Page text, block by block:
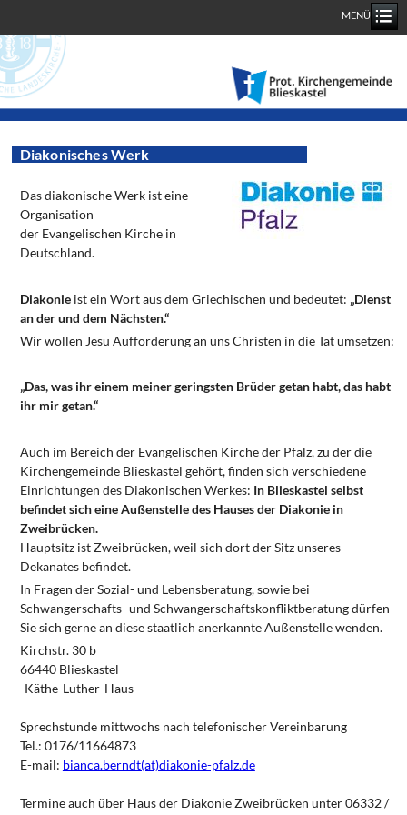
MENÜ
Diakonisches Werk
Das diakonische Werk ist eine
Organisation
der Evangelischen Kirche in
Deutschland.
Diakonieist ein Wort aus dem Griechischen und bedeutet: „Dienst
an der und dem Nächsten.“
Wir wollen Jesu Aufforderung an uns Christen in die Tat umsetzen:
„Das, was ihr einem meiner geringsten Brüder getan habt, das habt
ihr mir getan.“
Auch im Bereich der Evangelischen Kirche der Pfalz, zu der die
Kirchengemeinde Blieskastel gehört, finden sich verschiedene
Einrichtungen des Diakonischen Werkes: In Blieskastel selbst
befindet sich eine Außenstelle des Hauses der Diakonie in
Zweibrücken.
Hauptsitz ist Zweibrücken, weil sich dort der Sitz unseres
Dekanates befindet.
In Fragen der Sozial- und Lebensberatung, sowie bei
Schwangerschafts- und Schwangerschaftskonfliktberatung dürfen
Sie sich gerne an diese staatlich anerkannte Außenstelle wenden.
Kirchstr. 30 b
66440 Blieskastel
-Käthe-Luther-Haus-
Sprechstunde mittwochs nach telefonischer Vereinbarung
Tel.: 0176/11664873
E-mail: bianca.berndt(at)diakonie-pfalz.de
Termine auch über Haus der Diakonie Zweibrücken unter 06332 /